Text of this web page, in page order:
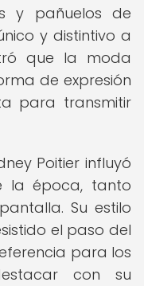
y pañuelos de
y distintivo a
que la moda
de expresión
para transmitir
Poitier influyó
la época, tanto
Su estilo
el paso del
para los
con su